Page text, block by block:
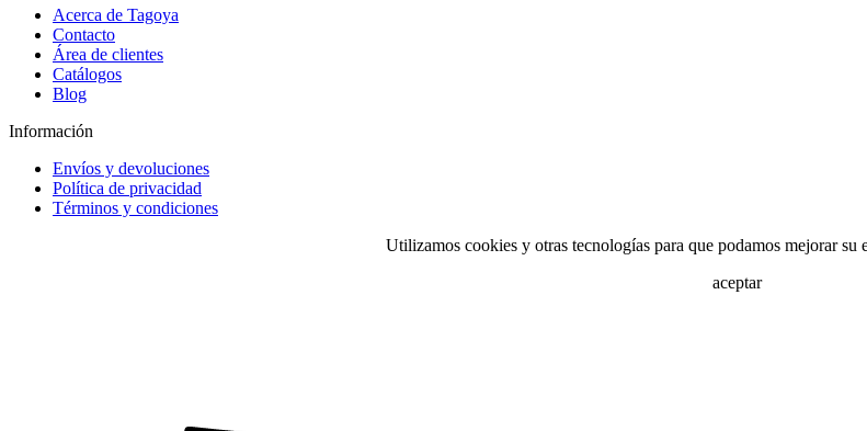
Acerca de Tagoya
Contacto
Área de clientes
Catálogos
Blog
Información
Envíos y devoluciones
Política de privacidad
Términos y condiciones
Utilizamos cookies y otras tecnologías para que podamos mejorar su
aceptar